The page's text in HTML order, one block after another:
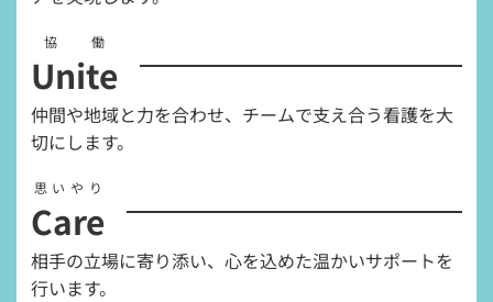
Unite
協働
仲間や地域と力を合わせ、チームで支え合う看護を大
切にします。
Care
思いやり
相手の立場に寄り添い、心を込めた温かいサポートを
行います。